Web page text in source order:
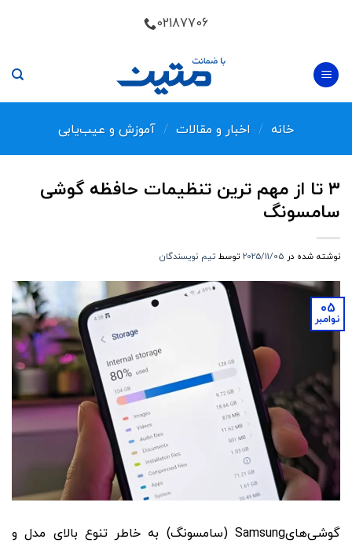
02187706
خانه / اخبار و مقالات / آموزش و عیب‌یابی
۳ تا از مهم ترین تنظیمات حافظه گوشی
سامسونگ
نوشته شده در 2025/11/05 توسط تیم نویسندگان
05
نوامبر
گوشی‌هایSamsung (سامسونگ) به خاطر تنوع بالای مدل و